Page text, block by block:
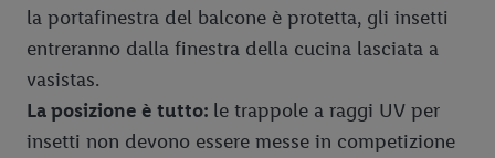
la portafinestra del balcone è protetta, gli insetti
entreranno dalla finestra della cucina lasciata a
vasistas.
La posizione è tutto: le trappole a raggi UV per
insetti non devono essere messe in competizione